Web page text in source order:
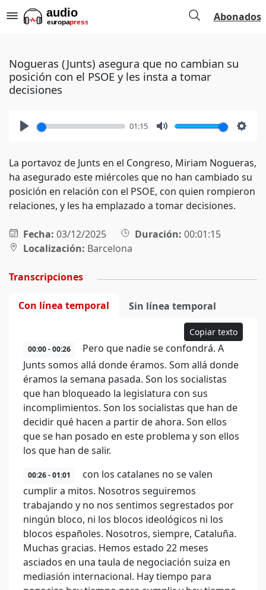
Abonados
Nogueras (Junts) asegura que no cambian su
posición con el PSOE y les insta a tomar
decisiones
01:15
La portavoz de Junts en el Congreso, Miriam Nogueras,
ha asegurado este miércoles que no han cambiado su
posición en relación con el PSOE, con quien rompieron
relaciones, y les ha emplazado a tomar decisiones.
Fecha: 03/12/2025 Duración: 00:01:15
Localización: Barcelona
Transcripciones
Con línea temporal Sin línea temporal
Copiar texto
00:00 - 00:26
Pero que nadie se confondrá. A
Junts somos allá donde éramos. Som allá donde
éramos la semana pasada. Son los socialistas
que han bloqueado la legislatura con sus
incomplimientos. Son los socialistas que han de
decidir qué hacen a partir de ahora. Son ellos
que se han posado en este problema y son ellos
los que han de salir.
00:26 - 01:01
con los catalanes no se valen
cumplir a mitos. Nosotros seguiremos
trabajando y no nos sentimos segrestados por
ningún bloco, ni los blocos ideológicos ni los
blocos españoles. Nosotros, siempre, Cataluña.
Muchas gracias. Hemos estado 22 meses
asciados en una taula de negociación suiza en
mediasión internacional. Hay tiempo para